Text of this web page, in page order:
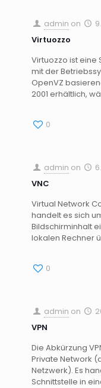
admin on
Virtuozzo
Virtuozzo ist eine
mit der
OpenVZ
2001 erhältlich,
0
admin on
VNC
Virtual Network
handelt es sich
Bildschirminhalt
lokalen Rechner
0
admin on
VPN
Die Abkürzung
Private Network
Netzwerk). Es
Schnittstelle in